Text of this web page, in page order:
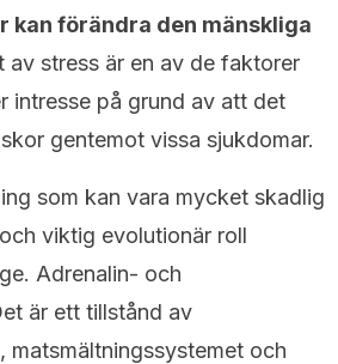
kan förändra den mänskliga
stress är en av de faktorer
intresse på grund av att det
gentemot vissa sjukdomar.
som kan vara mycket skadlig
viktig evolutionär roll
Adrenalin- och
är ett tillstånd av
matsmältningssystemet och